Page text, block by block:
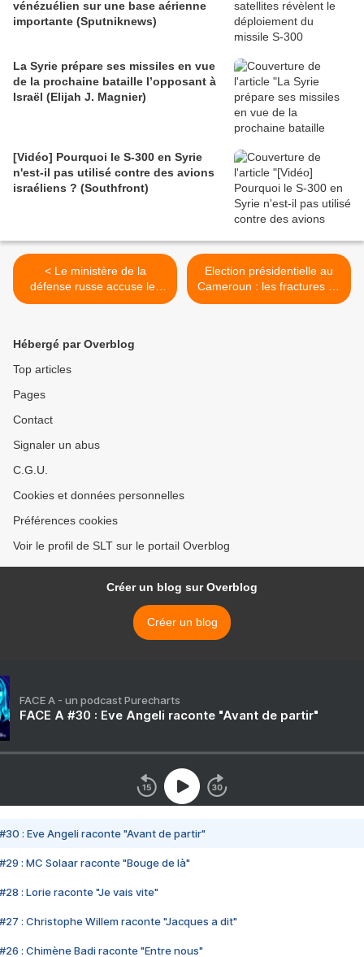
vénézuélien sur une base aérienne
importante (Sputniknews)
La Syrie prépare ses missiles en vue
de la prochaine bataille l’opposant à
Israël (Elijah J. Magnier)
[Vidéo] Pourquoi le S-300 en Syrie
n'est-il pas utilisé contre des avions
israéliens ? (Southfront)
< Le ministère de la
défense russe accuse les
États-Unis de mener un
(AMN)
Election présidentielle au
Cameroun : les fractures se
multiplient (International Isis
Hébergé par Overblog
Top articles
Pages
Contact
Signaler un abus
C.G.U.
Cookies et données personnelles
Préférences cookies
Voir le profil de SLT sur le portail Overblog
Créer un blog sur Overblog
Créer un blog
FACE A - un podcast Purecharts
FACE A #30 : Eve Angeli raconte "Avant de partir"
#30 : Eve Angeli raconte "Avant de partir"
#29 : MC Solaar raconte "Bouge de là"
#28 : Lorie raconte "Je vais vite"
#27 : Christophe Willem raconte "Jacques a dit"
#26 : Chimène Badi raconte "Entre nous"